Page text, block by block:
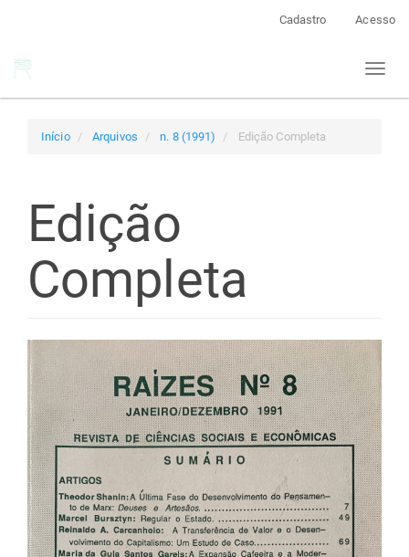
Cadastro Acesso
Toggle
Início Arquivos n. 8 (1991) Edição Completa
Edição
Completa
Barra
lateral
de
artigos